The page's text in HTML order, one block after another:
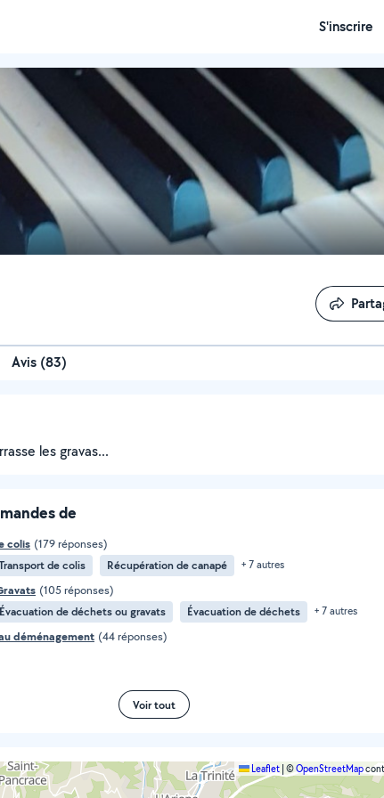
S'inscrire
Avis (83)
les gravas...
de
colis (179 réponses)
de colis Récupération de canapé + 7 autres
(105 réponses)
Évacuation de déchets ou gravats Évacuation de déchets + 7 autres
déménagement (44 réponses)
Voir tout
Leaflet ©OpenStreetMap